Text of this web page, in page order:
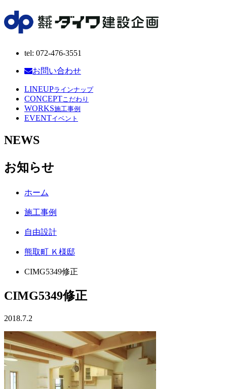
tel: 072-476-3551
お問い合わせ
LINEUPラインナップ
CONCEPT こだわり
WORKS施工事例
EVENTイベント
NEWS
お知らせ
ホーム
施工事例
自由設計
熊取町 Ｋ様邸
CIMG5349修正
CIMG5349修正
2018.7.2